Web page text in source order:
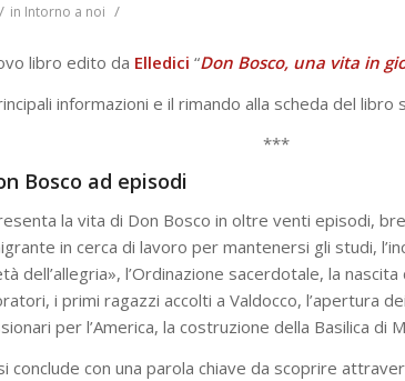
/ in Intorno a noi /
libro edito da Elledici “Don Bosco, una vita in
informazioni e il rimando alla scheda del libro
***
Bosco ad episodi
la vita di Don Bosco in oltre venti episodi,
in cerca di lavoro per mantenersi gli studi,
dell’allegria», l’Ordinazione sacerdotale, la
i primi ragazzi accolti a Valdocco, l’apertura
per l’America, la costruzione della Basilica di
conclude con una parola chiave da scoprire